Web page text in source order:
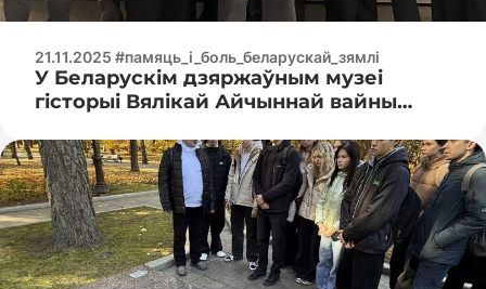
21.11.2025 #памяць_і_боль_беларускай_зямлі
У Беларускім дзяржаўным музеі
гісторыі Вялікай Айчыннай вайны
гэта было»